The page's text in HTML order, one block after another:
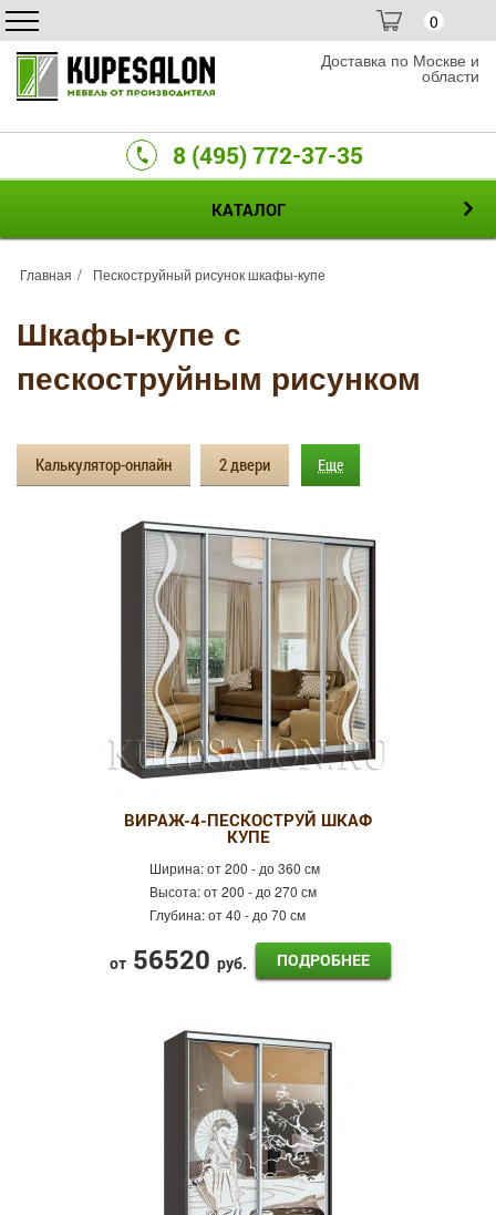
0
Доставка по Москве и
области
8 (495) 772-37-35
КАТАЛОГ
Главная Пескоструйный рисунок шкафы-купе
Шкафы-купе с
пескоструйным рисунком
Калькулятор-онлайн 2 двери
4 двери
Фотопечать
Лдсп
Готовые шкафы-купе
Еще
ВИРАЖ-4-ПЕСКОСТРУЙ ШКАФ
КУПЕ
Ширина:от 200 - до 360 см
Высота:от 200 - до 270 см
Глубина:от 40 - до 70 см
от 56520 руб. ПОДРОБНЕЕ